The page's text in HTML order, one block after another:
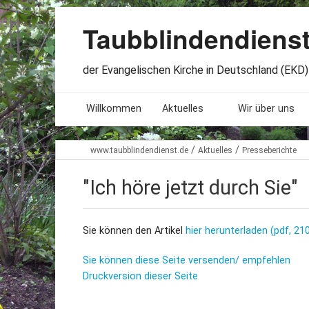
der Evangelischen Kirche in Deutschland (EKD)
Willkommen Aktuelles
Seminare. Termine
Stellenangebote
Beteiligung
Wir über uns
Leitlinien
Geschichte
www.taubblindendienst.de / Aktuelles / Presseberichte
"Ich höre jetzt durch Sie"
Sie können den Artikel hier herunterladen (pdf,
Sie können diese Seite versenden/ empfehlen
Druckversion dieser Seite